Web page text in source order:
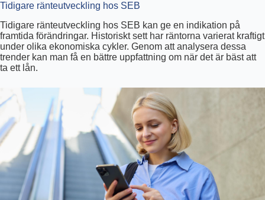
Tidigare ränteutveckling hos SEB
Tidigare ränteutveckling hos SEB kan ge en indikation på
framtida förändringar. Historiskt sett har räntorna varierat kraftigt
under olika ekonomiska cykler. Genom att analysera dessa
trender kan man få en bättre uppfattning om när det är bäst att
ta ett lån.